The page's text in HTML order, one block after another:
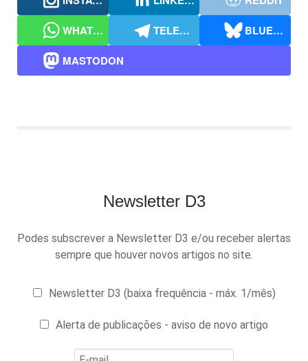
WHATSAPP
TELEGRAM
BLUESKY
MASTODON
Newsletter D3
Podes subscrever a Newsletter D3 e/ou receber alertas
sempre que houver novos artigos no site.
Newsletter D3 (baixa frequência - máx. 1/mês)
Alerta de publicações - aviso de novo artigo